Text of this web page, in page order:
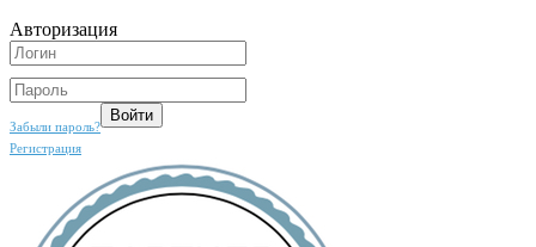
Авторизация
Забыли пароль?
Регистрация